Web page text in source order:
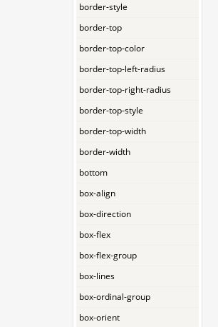
border-style
border-top
border-top-color
border-top-left-radius
border-top-right-radius
border-top-style
border-top-width
border-width
bottom
box-align
box-direction
box-flex
box-flex-group
box-lines
box-ordinal-group
box-orient